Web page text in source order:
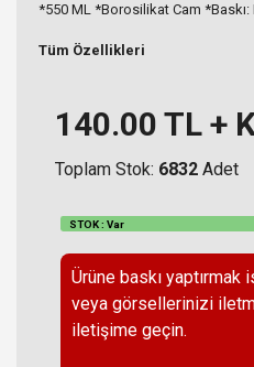
*550 ML *Borosilikat Cam *Baskı:
Tüm Özellikleri
140.00 TL +
Toplam Stok: 6832 Adet
STOK : Var
Ürüne baskı
veya görsellerinizi
iletişime geçin.